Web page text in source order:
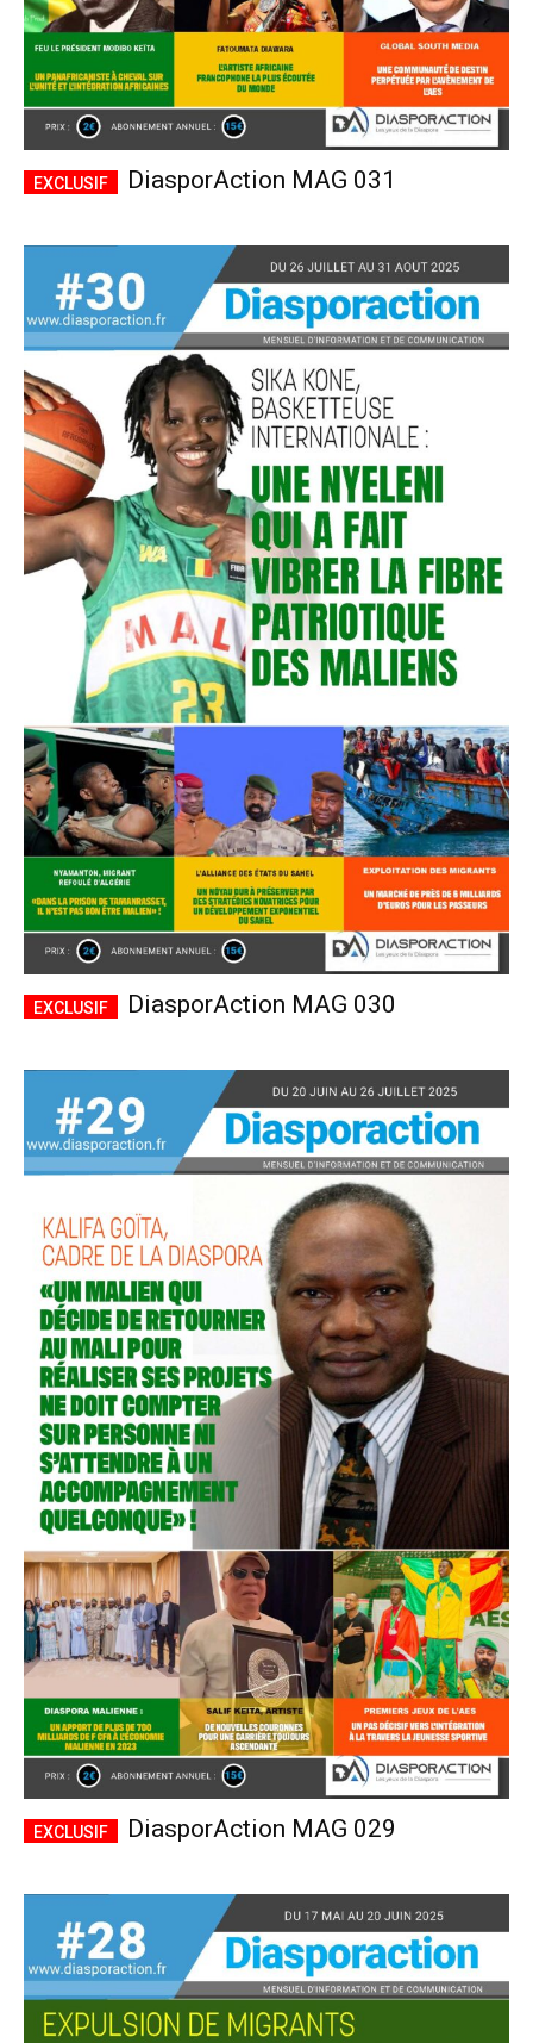
DiasporAction MAG 031
DiasporAction MAG 030
DiasporAction MAG 029